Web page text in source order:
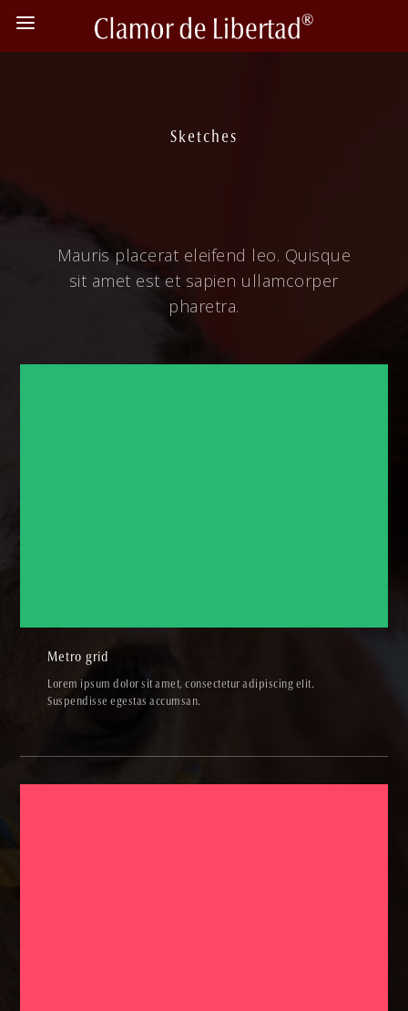
Sketches
Mauris placerat eleifend leo. Quisque
sit amet est et sapien ullamcorper
pharetra.
Metro grid
Lorem ipsum dolor sit amet, consectetur adipiscing elit.
Suspendisse egestas accumsan.